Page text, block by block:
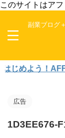
このサイトはア
副業ブログ
よう！
広告
1D3EE676-